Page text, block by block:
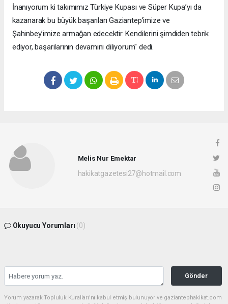
İnanıyorum ki takımımız Türkiye Kupası ve Süper Kupa’yı da
kazanarak bu büyük başarıları Gaziantep’imize ve
Şahinbey’imize armağan edecektir. Kendilerini şimdiden tebrik
ediyor, başarılarının devamını diliyorum" dedi.
Melis Nur Emektar
hakikatgazetesi27@hotmail.com
Okuyucu Yorumları (0)
Gönder
Yorum yazarak Topluluk Kuralları’nı kabul etmiş bulunuyor ve gaziantephakikat.com